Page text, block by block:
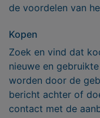
de voordelen van
Kopen
Zoek en vind dat
nieuwe en
worden door de
bericht achter of
contact met de